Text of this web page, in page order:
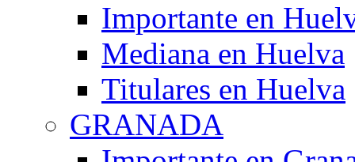
Importante en
Mediana en Huelva
Titulares en Huelva
GRANADA